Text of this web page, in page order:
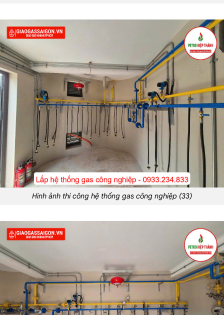
Hình ảnh thi công hệ thống gas công nghiệp (33)